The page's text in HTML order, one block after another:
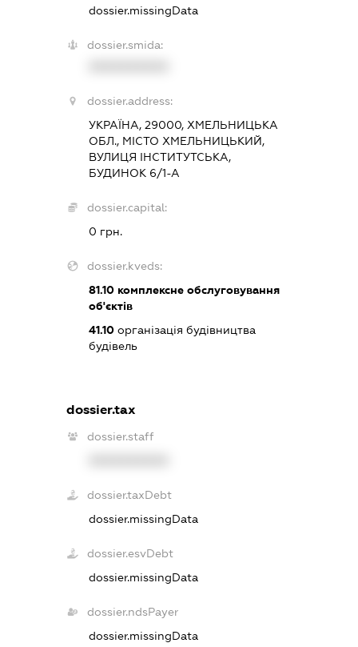
dossier.missingData
dossier.smida:
dossier.address:
УКРАЇНА, 29000, ХМЕЛЬНИЦЬКА
ОБЛ., МІСТО ХМЕЛЬНИЦЬКИЙ,
ВУЛИЦЯ ІНСТИТУТСЬКА,
БУДИНОК 6/1-А
dossier.capital:
0 грн.
dossier.kveds:
81.10 комплексне обслуговування
об'єктів
41.10 організація будівництва
будівель
dossier.tax
dossier.staff
dossier.taxDebt
dossier.missingData
dossier.esvDebt
dossier.missingData
dossier.ndsPayer
dossier.missingData